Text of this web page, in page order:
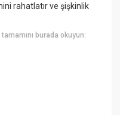
rahatlatır ve şişkinlik
tamamını burada okuyun: